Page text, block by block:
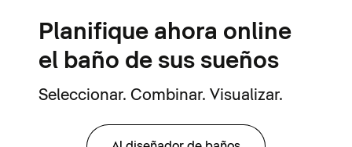
Planifique ahora online
el baño de sus sueños
Seleccionar. Combinar. Visualizar.